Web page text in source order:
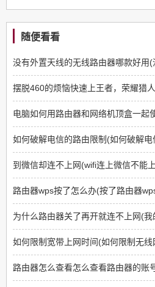
随便看看
摆脱460的烦恼快速上王者，荣耀猎
如何破解电信的路由限制(如何破解
到微信却连不上网(wifi连上微信不能
路由器wps按了怎么办(按了路由器
如何限制宽带上网时间(如何限制无线